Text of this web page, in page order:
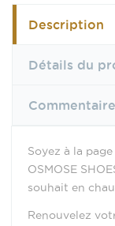
Description
Détails du
Commentaire
Soyez à la
OSMOSE
souhait en
Renouvelez